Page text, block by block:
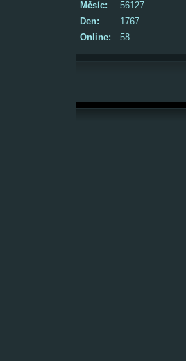
Online: 58
Měsíc:
56127
Den:
1767